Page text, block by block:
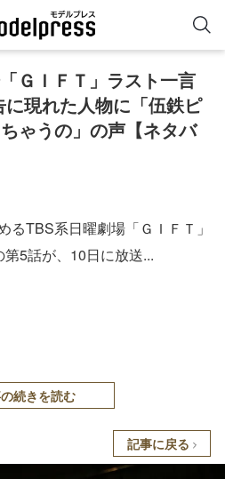
ＧＩＦＴ」ラスト一言
現れた人物に「伍鉄ピ
ゃうの」の声【ネタバ
るTBS系日曜劇場「ＧＩＦＴ」
第5話が、10日に放送...
続きを読む
記事に戻る